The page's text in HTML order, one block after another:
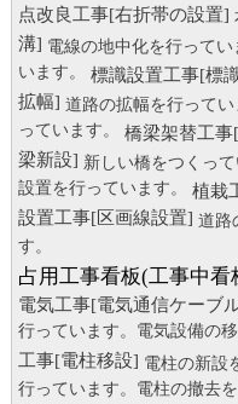
点改良工事[右折帯の設置]
溝] 電線の地中化を行ってい
います。 標識設置工事[標
拡幅] 道路の拡幅を行って
っています。 橋梁架替工
梁新設] 新しい橋をつくっ
設置を行っています。 植栽
設置工事[区画線設置] 道路
す。
占用工事看板(工事中
電気工事[電気通信ケーブ
行っています。電気設備の
工事[電柱移設] 電柱の新設
行っています。電柱の撤去